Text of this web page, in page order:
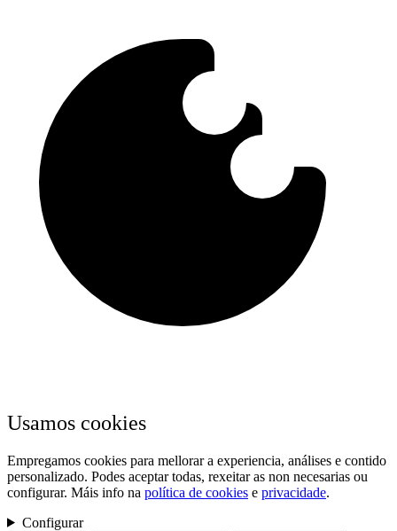
Usamos cookies
Empregamos cookies para mellorar a experiencia, análises e contido
personalizado. Podes aceptar todas, rexeitar as non necesarias ou
configurar. Máis info na política de cookies e privacidade.
Configurar